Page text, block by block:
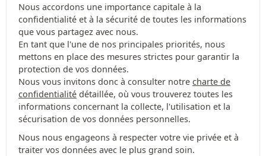
Nous accordons une importance capitale à la
confidentialité et à la sécurité de toutes les informations
que vous partagez avec nous.
En tant que l'une de nos principales priorités, nous
mettons en place des mesures strictes pour garantir la
protection de vos données.
Nous vous invitons donc à consulter notre charte de
confidentialité détaillée, où vous trouverez toutes les
informations concernant la collecte, l'utilisation et la
sécurisation de vos données personnelles.
Nous nous engageons à respecter votre vie privée et à
traiter vos données avec le plus grand soin.